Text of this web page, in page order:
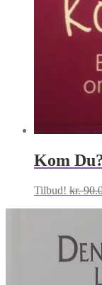
Kom
Tilbud! kr.